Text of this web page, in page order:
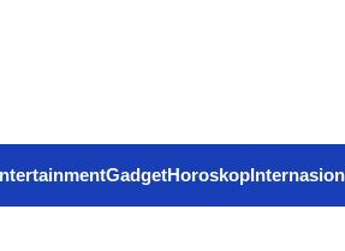
GadgetHoroskop